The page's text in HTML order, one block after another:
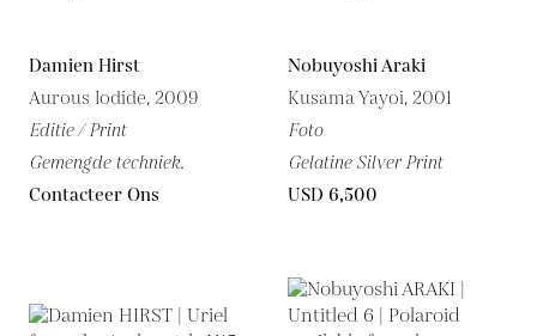
Damien Hirst
Aurous Iodide, 2009
Editie / Print
Gemengde techniek.
Contacteer Ons
Nobuyoshi Araki
Kusama Yayoi, 2001
Foto
Gelatine Silver Print
USD 6,500